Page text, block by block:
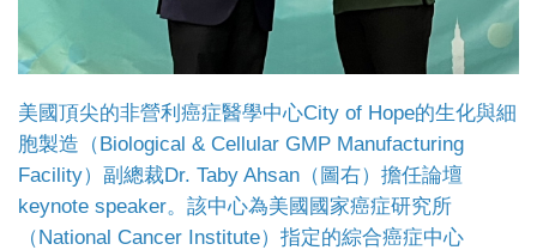
美國頂尖的非營利癌症醫學中心City of Hope的生化與細
胞製造（Biological & Cellular GMP Manufacturing
Facility）副總裁Dr. Taby Ahsan（圖右）擔任論壇
keynote speaker。該中心為美國國家癌症研究所
（National Cancer Institute）指定的綜合癌症中心